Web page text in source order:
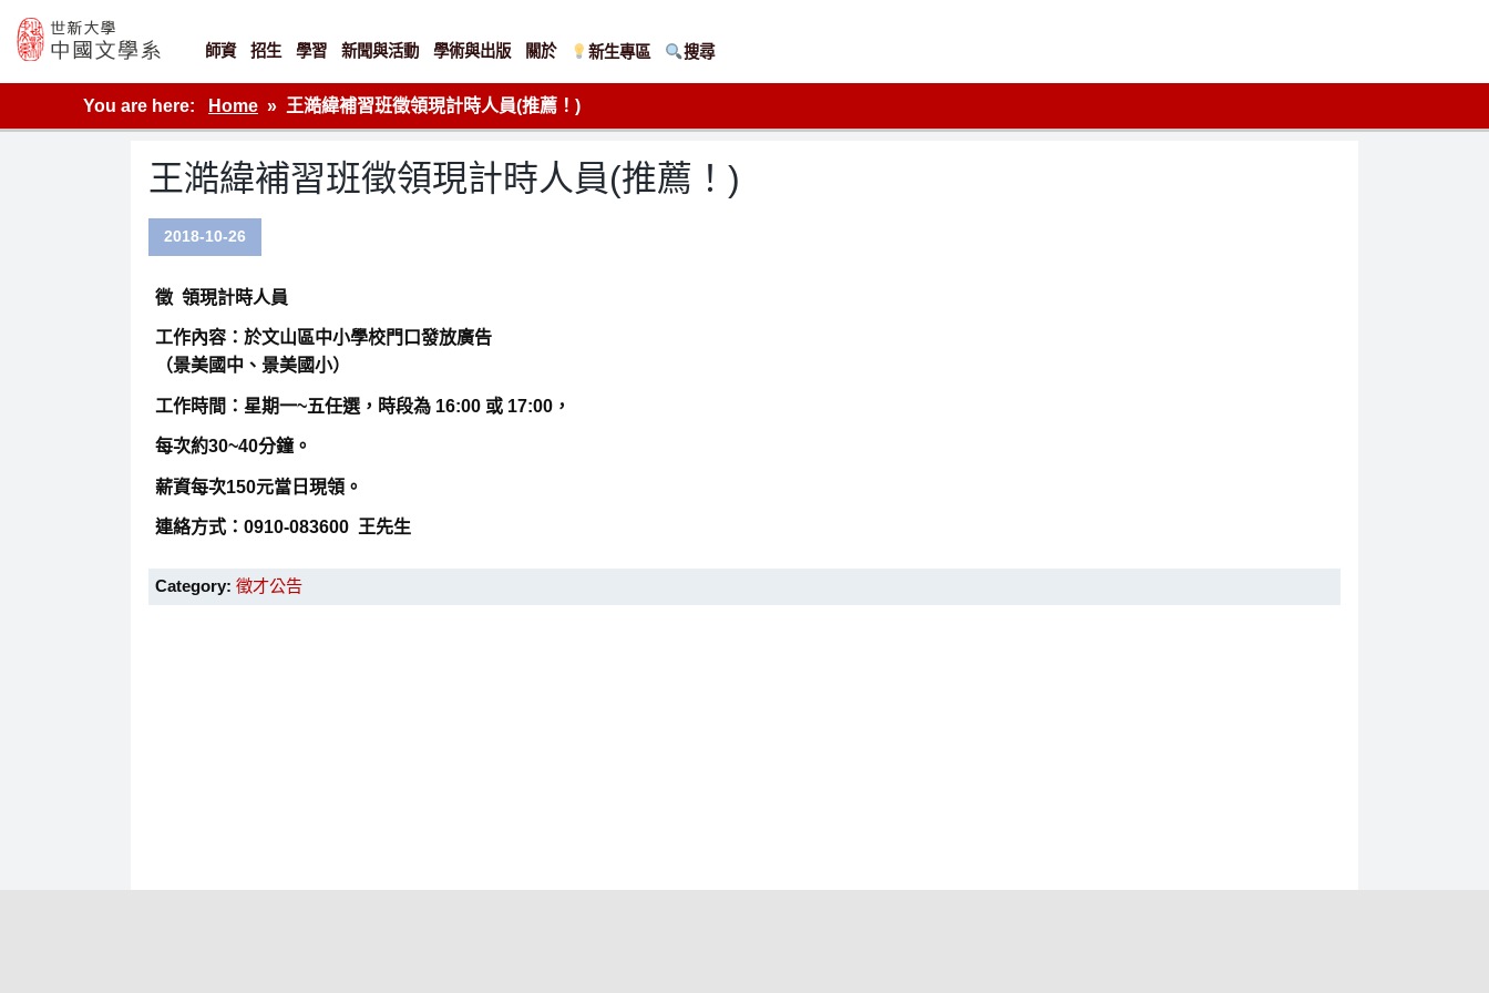
content
世新大學教學單位的網站
師資 招生 學習 新聞與活動 學術與出版 關於 新生專區 搜尋
You are here: Home 王澔緯補習班徵領現計時人員(推薦！)
王澔緯補習班徵領現計時人員(推薦！)
2018-10-26
徵 領現計時人員
工作內容：於文山區中小學校門口發放廣告
（景美國中、景美國小）
工作時間：星期一~五任選，時段為 16:00 或 17:00，
每次約30~40分鐘。
薪資每次150元當日現領。
連絡方式：0910-083600 王先生
Category: 徵才公告